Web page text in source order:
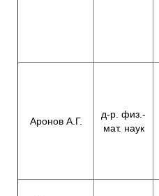
Аронов А.Г.
д-р. физ.-
мат. наук